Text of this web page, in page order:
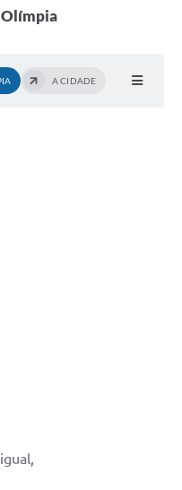
A CIDADE